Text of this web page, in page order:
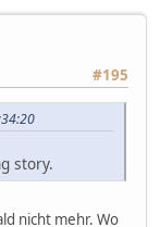
#195
story.
nicht mehr. Wo